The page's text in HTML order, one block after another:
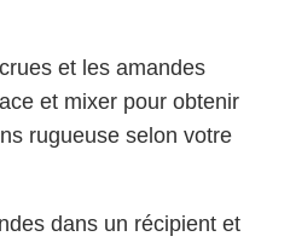
et les amandes
et mixer pour obtenir
rugueuse selon votre
dans un récipient et